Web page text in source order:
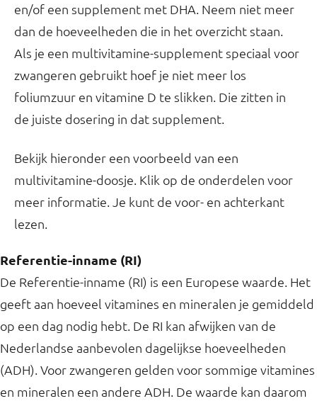
en/of een supplement met DHA. Neem niet meer
dan de hoeveelheden die in het overzicht staan.
Als je een multivitamine-supplement speciaal voor
zwangeren gebruikt hoef je niet meer los
foliumzuur en vitamine D te slikken. Die zitten in
de juiste dosering in dat supplement.
Bekijk hieronder een voorbeeld van een
multivitamine-doosje. Klik op de onderdelen voor
meer informatie. Je kunt de voor- en achterkant
lezen.
Referentie-inname (RI)
De Referentie-inname (RI) is een Europese waarde. Het
geeft aan hoeveel vitamines en mineralen je gemiddeld
op een dag nodig hebt. De RI kan afwijken van de
Nederlandse aanbevolen dagelijkse hoeveelheden
(ADH). Voor zwangeren gelden voor sommige vitamines
en mineralen een andere ADH. De waarde kan daarom